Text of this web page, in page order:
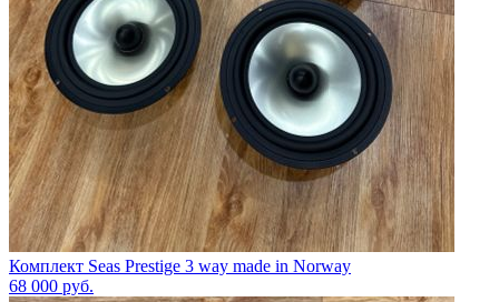
Комплект Seas Prestige 3 way made in Norway
68 000 руб.